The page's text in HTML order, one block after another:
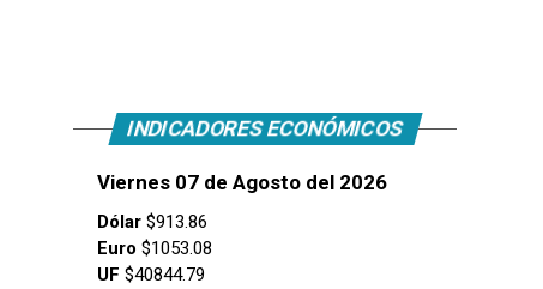
INDICADORES ECONÓMICOS
Viernes 07 de Agosto del 2026
Dólar $913.86
Euro $1053.08
UF $40844.79